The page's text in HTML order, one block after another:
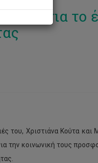
για το
του, Χριστιάνα Κούτα και
την κοινωνική τους